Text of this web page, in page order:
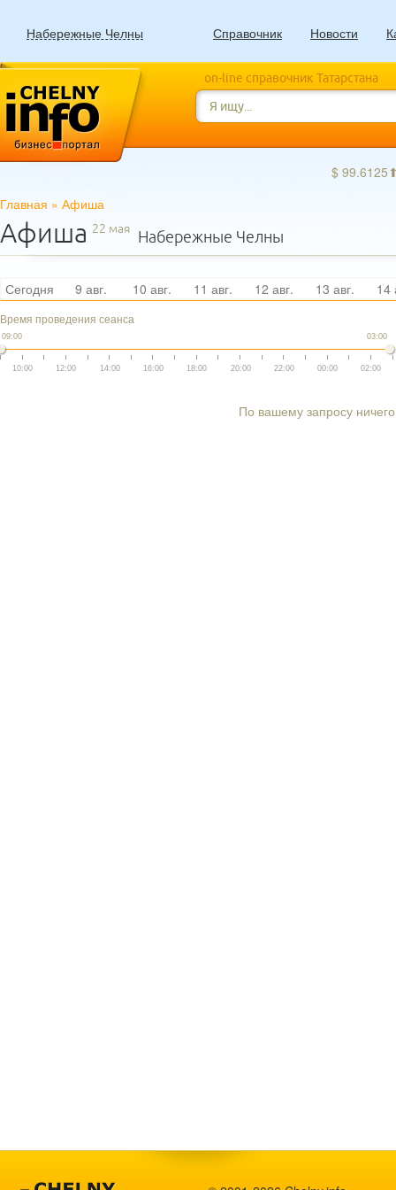
Набережные Челны Справочник Новости
on-line справочник Татарстана
$
Главная » Афиша
Афиша 22 мая Набережные Челны
Сегодня 9 авг. 10 авг. 11 авг. 12 авг. 13 авг. 14
Время проведения сеанса
09:00 03:00
10:00 12:00 14:00 16:00 18:00 20:00 22:00 00:00 02:00
По вашему запросу